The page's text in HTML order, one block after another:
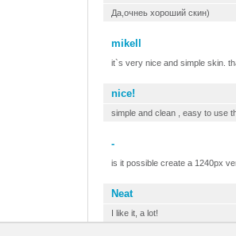
Да,очнеь хороший скин)
mikell
it`s very nice and simple skin.
nice!
simple and clean , easy to use
-
is it possible create a 1240px
Neat
I like it, a lot!